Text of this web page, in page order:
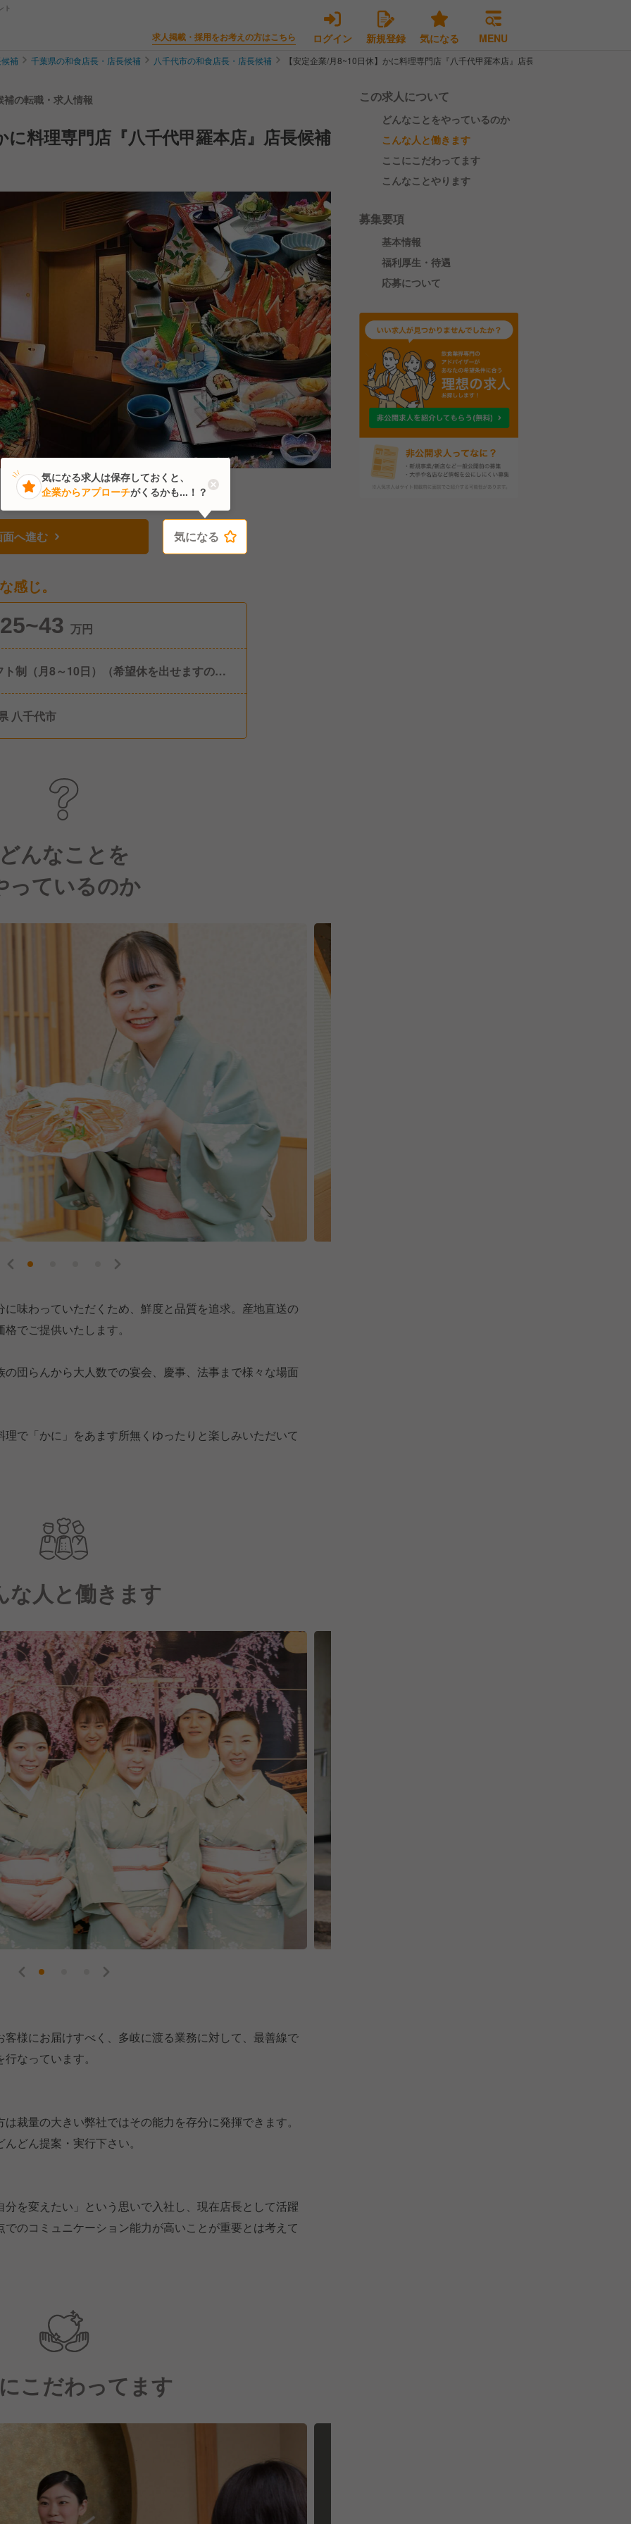
ト
求人掲載・採用をお考えの方はこちら ログイン 新規登録 気になる MENU
補 千葉県の和食店長・店長候補 八千代市の和食店長・店長候補 【安定企業/月8~10日休】かに料理専門店『八千代甲羅本店』店長候補を募集
の転職・求人情報
料理専門店『八千代甲羅本店』店長候補
へ進む 気になる
感じ。
25~43 万円
ト制（月8～10日）（希望休を出せますので
得・復職実績有） ■育児休暇（取得・復職実
■介護休暇 ■年間休日 110日
八千代市
んなことを
っているのか
味わっていただくため、鮮度と品質を追求。産地直送の
でご提供いたします。
団らんから大人数での宴会、慶事、法事まで様々な場面
で「かに」をあます所無くゆったりと楽しみいただいて
な人と働きます
様にお届けすべく、多岐に渡る業務に対して、最善線で
なっています。
裁量の大きい弊社ではその能力を存分に発揮できます。
どん提案・実行下さい。
を変えたい」という思いで入社し、現在店長として活躍
のコミュニケーション能力が高いことが重要とは考えて
こだわってます
この求人について
どんなことをやっているのか
こんな人と働きます
ここにこだわってます
こんなことやります
募集要項
基本情報
福利厚生・待遇
応募について
気になる
気になる求人は保存しておくと、
企業からアプローチがくるかも...！？